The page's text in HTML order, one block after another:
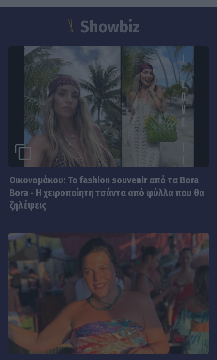
Showbiz
Οικονομάκου: To fashion souvenir από τα Bora
Bora - H χειροποίητη τσάντα από φύλλα που θα
ζηλέψεις